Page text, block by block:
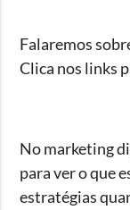
Falaremos
Clica nos links
No marketing
para ver o que
estratégias